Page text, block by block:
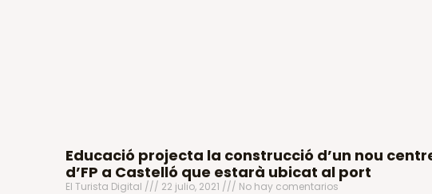
Educació projecta la construcció d’un nou
d’FP a Castelló que estarà ubicat al port
El Turista Digital 22 julio, 2021 No hay comentarios